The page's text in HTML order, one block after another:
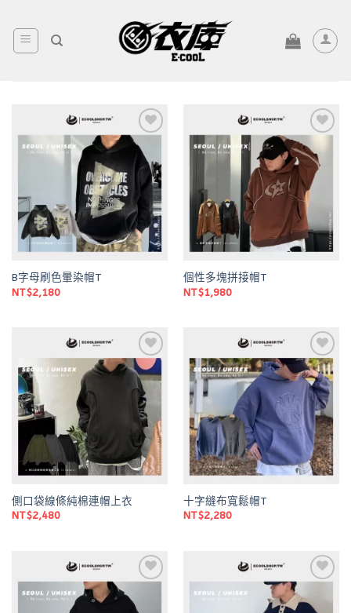
content
Add to
wishlist
B字母刷色暈染帽T
NT$2,180
Add to
wishlist
個性多塊拼接帽T
NT$1,980
Add to
wishlist
側口袋線條純棉連帽上衣
NT$2,480
Add to
wishlist
十字縫布寬鬆帽T
NT$2,280
wishlist
wishlist